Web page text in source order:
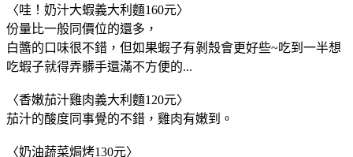
〈哇！奶汁大蝦義大利麵160元〉
份量比一般同價位的還多，
白醬的口味很不錯，但如果蝦子有剝殼會更好些~吃到一半想
吃蝦子就得弄髒手還滿不方便的...
〈香嫩茄汁雞肉義大利麵120元〉
茄汁的酸度同事覺的不錯，雞肉有嫩到。
〈奶油蔬菜焗烤130元〉